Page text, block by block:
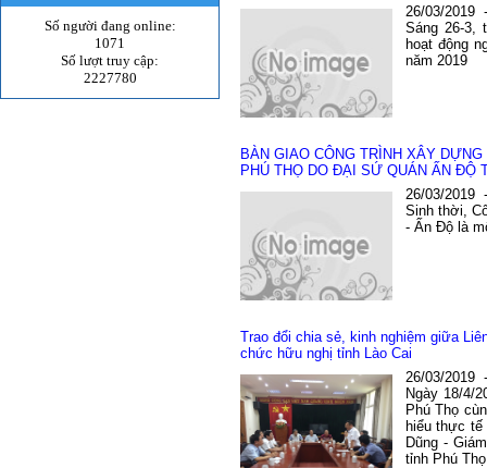
Số người đang online:
1071
Số lượt truy cập:
2227780
26/03/2019
Sáng 26-3,
hoạt động
năm 2019
BÀN GIAO CÔNG TRÌNH XÂY
PHÚ THỌ DO ĐẠI SỨ QUÁN ẤN ĐỘ
26/03/2019
Sinh thời,
- Ấn Độ là
Trao đổi chia sẻ, kinh nghiệm giữa
chức hữu nghị tỉnh Lào Cai
26/03/2019
Ngày 18/4/
Phú Thọ
hiểu thực tế
Dũng -
tỉnh Phú